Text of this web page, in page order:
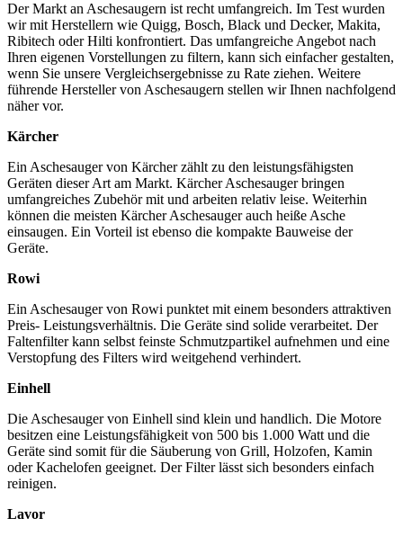
Der Markt an Aschesaugern ist recht umfangreich. Im Test wurden
wir mit Herstellern wie Quigg, Bosch, Black und Decker, Makita,
Ribitech oder Hilti konfrontiert. Das umfangreiche Angebot nach
Ihren eigenen Vorstellungen zu filtern, kann sich einfacher gestalten,
wenn Sie unsere Vergleichsergebnisse zu Rate ziehen. Weitere
führende Hersteller von Aschesaugern stellen wir Ihnen nachfolgend
näher vor.
Kärcher
Ein Aschesauger von Kärcher zählt zu den leistungsfähigsten
Geräten dieser Art am Markt. Kärcher Aschesauger bringen
umfangreiches Zubehör mit und arbeiten relativ leise. Weiterhin
können die meisten Kärcher Aschesauger auch heiße Asche
einsaugen. Ein Vorteil ist ebenso die kompakte Bauweise der
Geräte.
Rowi
Ein Aschesauger von Rowi punktet mit einem besonders attraktiven
Preis- Leistungsverhältnis. Die Geräte sind solide verarbeitet. Der
Faltenfilter kann selbst feinste Schmutzpartikel aufnehmen und eine
Verstopfung des Filters wird weitgehend verhindert.
Einhell
Die Aschesauger von Einhell sind klein und handlich. Die Motore
besitzen eine Leistungsfähigkeit von 500 bis 1.000 Watt und die
Geräte sind somit für die Säuberung von Grill, Holzofen, Kamin
oder Kachelofen geeignet. Der Filter lässt sich besonders einfach
reinigen.
Lavor